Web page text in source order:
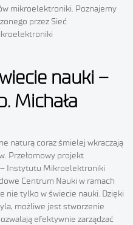
mikroelektroniki. Poznajemy
przez Sieć
nauki –
Michała
naturą coraz śmielej wkraczają
Przełomowy projekt
– Instytutu Mikroelektroniki
Centrum Nauki w ramach
nie tylko w świecie nauki. Dzięki
możliwe jest stworzenie
efektywnie zarządzać